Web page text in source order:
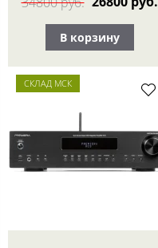
В корзину
СКЛАД МСК